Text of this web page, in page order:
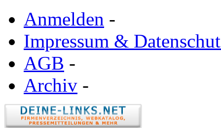
Anmelden -
Impressum &
AGB -
Archiv -